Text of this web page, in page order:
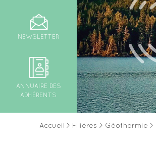
NEWSLETTER
ANNUAIRE DES
ADHÉRENTS
Accueil > Filières > Géothermie >